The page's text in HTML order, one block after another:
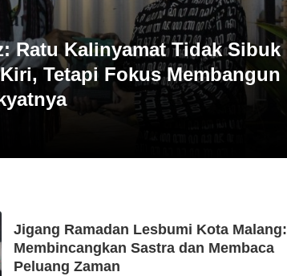
Ratu Kalinyamat Tidak Sibuk
Tetapi Fokus Membangun
Jigang Ramadan Lesbumi Kota Malang:
Membincangkan Sastra dan Membaca
Peluang Zaman